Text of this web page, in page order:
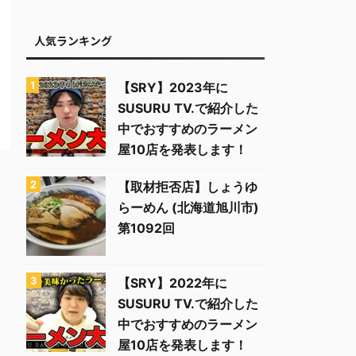
人気ランキング
【SRY】2023年に
SUSURU TV.で紹介した
中でおすすめのラーメン
屋10店を発表します！
【取材拒否店】しょうゆ
らーめん (北海道旭川市)
第1092回
【SRY】2022年に
SUSURU TV.で紹介した
中でおすすめのラーメン
屋10店を発表します！